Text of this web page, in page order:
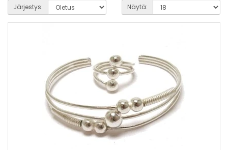
Järjestys: Näytä: